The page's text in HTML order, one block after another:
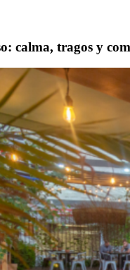
calma, tragos y